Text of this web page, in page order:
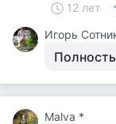
12 лет
Игорь
Malva *